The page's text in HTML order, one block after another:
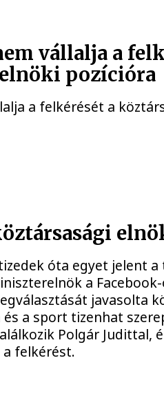
vállalja a
pozícióra
a felkérését a
óta egyet jelent
a
javasolta
a sport tizenhat
Polgár Judittal,
a felkérést.